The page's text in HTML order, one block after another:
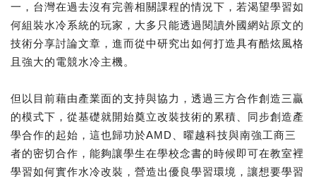
一，台灣在過去沒有完善相關課程的情況下，若渴望學習如
何組裝水冷系統的玩家，大多只能透過閱讀外國網站原文的
技術分享討論文章，進而從中研究出如何打造具有酷炫風格
且強大的電競水冷主機。
但以目前藉由產業面的支持與協力，透過三方合作創造三贏
的模式下，從基礎就開始奠立改裝技術的累積、同步創造產
學合作的起始，這也歸功於AMD、曜越科技與南強工商三
者的密切合作，能夠讓學生在學校念書的時候即可在教室裡
學習如何實作水冷改裝，營造出優良學習環境，讓想要學習